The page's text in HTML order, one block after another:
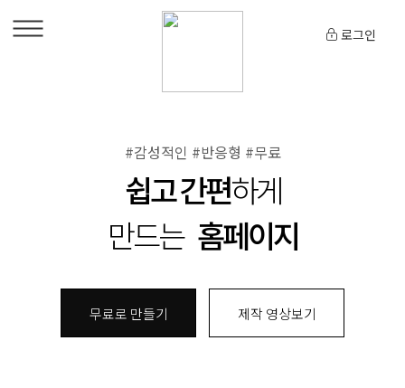
로그인
#감성적인 #반응형 #무료
쉽고 간편하게
만드는 홈페이지
무료로 만들기 제작 영상보기